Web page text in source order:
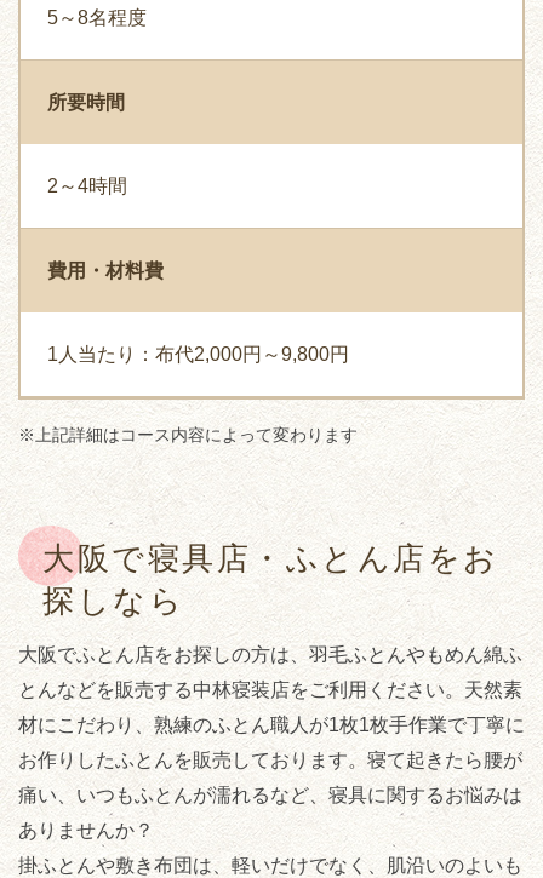
5～8名程度
所要時間
2～4時間
費用・材料費
1人当たり：布代2,000円～9,800円
※上記詳細はコース内容によって変わります
大阪で寝具店・ふとん店をお
探しなら
大阪でふとん店をお探しの方は、羽毛ふとんやもめん綿ふ
とんなどを販売する中林寝装店をご利用ください。天然素
材にこだわり、熟練のふとん職人が1枚1枚手作業で丁寧に
お作りしたふとんを販売しております。寝て起きたら腰が
痛い、いつもふとんが濡れるなど、寝具に関するお悩みは
ありませんか？
掛ふとんや敷き布団は、軽いだけでなく、肌沿いのよいも